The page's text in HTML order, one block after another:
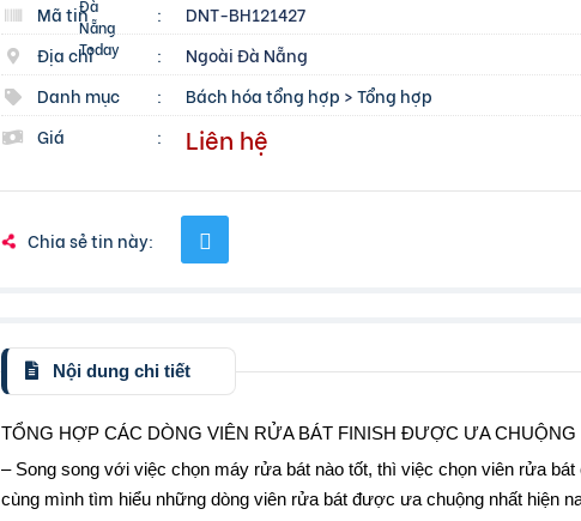
Mã tin :
DNT-BH121427
Địa chỉ
:
Ngoài Đà Nẵng
Danh mục
: Bách hóa tổng hợp >Tổng hợp
Giá
: Liên hệ
Chia sẻ tin này:
Nội dung chi tiết
TỔNG HỢP CÁC DÒNG VIÊN RỬA BÁT FINISH ĐƯỢC ƯA CHUỘNG
– Song song với việc chọn máy rửa bát nào tốt, thì việc chọn viên rửa bát
cùng mình tìm hiểu những dòng viên rửa bát được ưa chuộng nhất hiện